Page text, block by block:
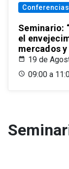
Conferencias
Seminario:
el
mercados
19 de
09:00 a